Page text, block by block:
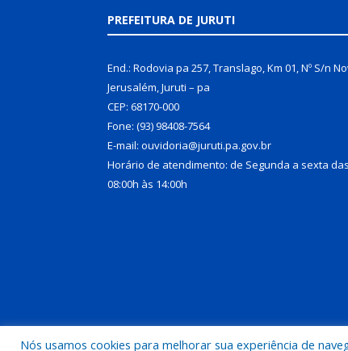
PREFEITURA DE JURUTI
End.: Rodovia pa 257, Translago, Km 01, Nº S/n
Jerusalém, Juruti – pa
CEP: 68170-000
Fone: (93) 98408-7564
E-mail: ouvidoria@juruti.pa.gov.br
Horário de atendimento: de Segunda a sexta das
08:00h às 14:00h
Nós usamos cookies para melhorar sua experiência de